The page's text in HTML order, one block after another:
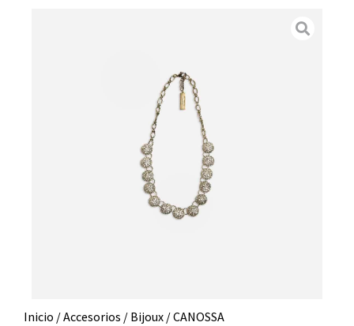
Inicio /Accesorios / Bijoux / CANOSSA